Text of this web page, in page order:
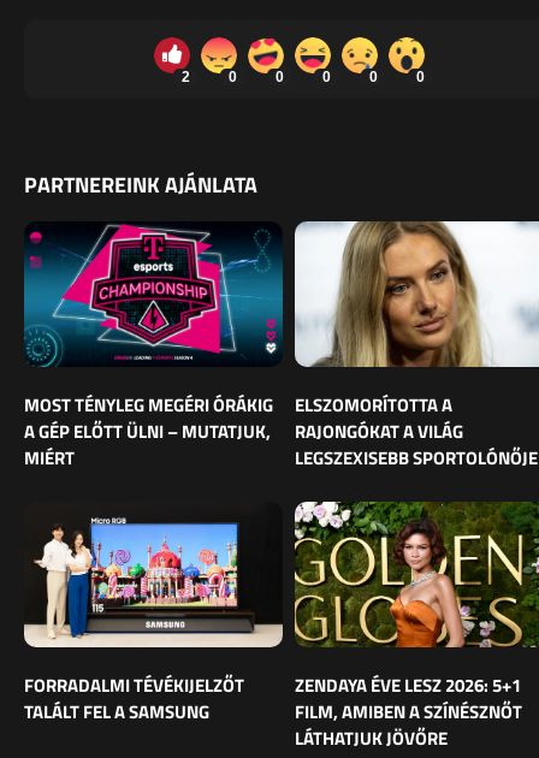
2 0 0 0 0 0
PARTNEREINK AJÁNLATA
MOST TÉNYLEG MEGÉRI ÓRÁKIG
A GÉP ELŐTT ÜLNI – MUTATJUK,
MIÉRT
ELSZOMORÍTOTTA A
RAJONGÓKAT A VILÁG
LEGSZEXISEBB SPORTOLÓNŐJE
FORRADALMI TÉVÉKIJELZŐT
TALÁLT FEL A SAMSUNG
ZENDAYA ÉVE LESZ 2026: 5+1
FILM, AMIBEN A SZÍNÉSZNŐT
LÁTHATJUK JÖVŐRE